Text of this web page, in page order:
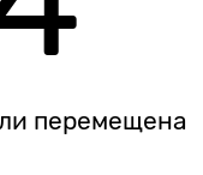
перемещена